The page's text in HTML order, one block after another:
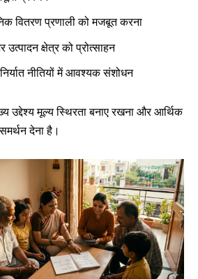
वितरण प्रणाली को मजबूत करना
क्षेत्र को प्रोत्साहन
नीतियों में आवश्यक संशोधन
उद्देश्य मूल्य स्थिरता बनाए रखना और आर्थिक
देना है।